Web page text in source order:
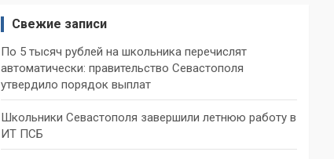
Свежие записи
По 5 тысяч рублей на школьника перечислят
автоматически: правительство Севастополя
утвердило порядок выплат
Школьники Севастополя завершили летнюю работу в
ИТ ПСБ